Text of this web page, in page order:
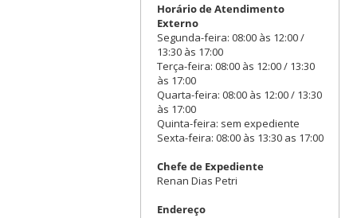
Horário de Atendimento
Externo
Segunda-feira: 08:00 às 12:00 /
13:30 às 17:00
Terça-feira: 08:00 às 12:00 / 13:30
às 17:00
Quarta-feira: 08:00 às 12:00 / 13:30
às 17:00
Quinta-feira: sem expediente
Sexta-feira: 08:00 às 13:30 as 17:00
Chefe de Expediente
Renan Dias Petri
Endereço